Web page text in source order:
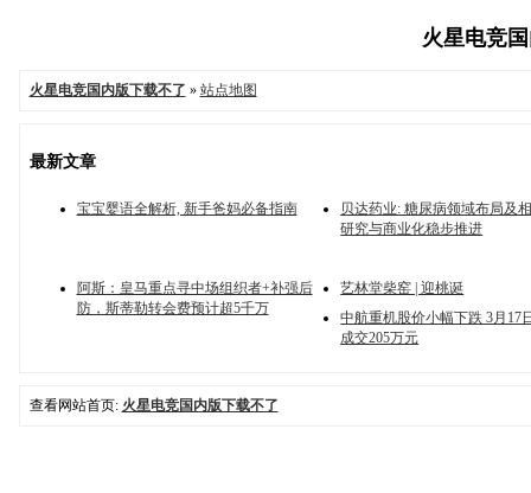
火星电竞
火星电竞国内版下载不了 » 站点地图
最新文章
宝宝婴语全解析, 新手爸妈必备指南
贝达药业: 糖尿病领域布局及
研究与商业化稳步推进
阿斯：皇马重点寻中场组织者+补强后
防，斯蒂勒转会费预计超5千万
艺林堂柴窑 | 迎桃诞
中航重机股价小幅下跌 3月17
成交205万元
查看网站首页: 火星电竞国内版下载不了